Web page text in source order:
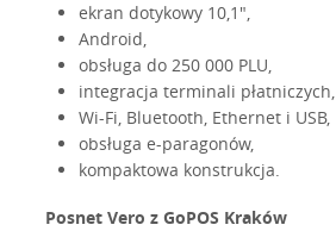
ekran dotykowy 10,1",
Android,
obsługa do 250 000 PLU,
integracja terminali płatniczych,
Wi-Fi, Bluetooth, Ethernet i USB,
obsługa e-paragonów,
kompaktowa konstrukcja.
Posnet Vero z GoPOS Kraków